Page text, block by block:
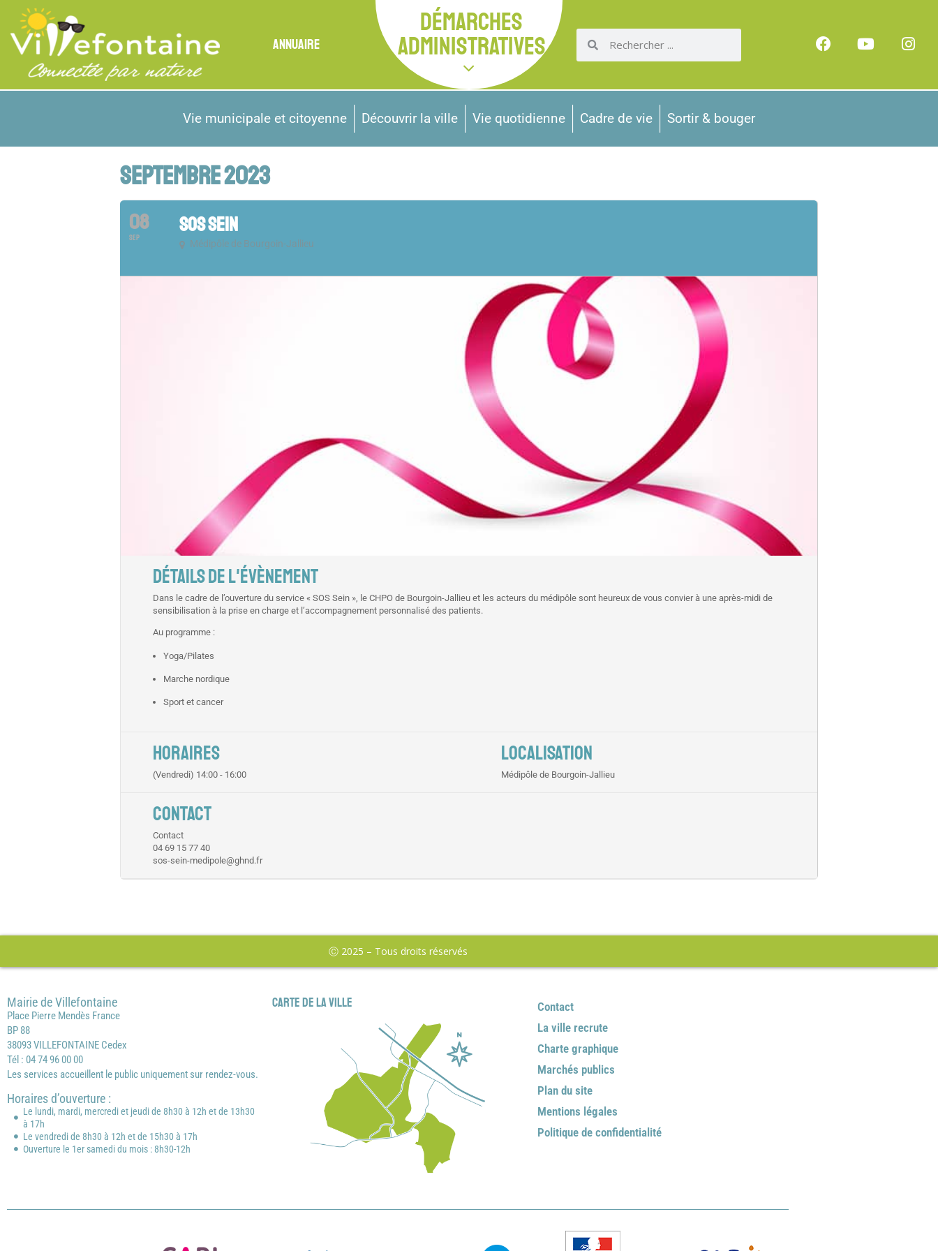
ANNUAIRE
DÉMARCHES
ADMINISTRATIVES
Vie municipale et citoyenne Découvrir la ville Vie quotidienne Cadre de vie Sortir & bouger
SEPTEMBRE 2023
08
SEP
SOS SEIN
Médipôle de Bourgoin-Jallieu
DÉTAILS DE L'ÉVÈNEMENT
Dans le cadre de l’ouverture du service « SOS Sein », le CHPO de Bourgoin-Jallieu et les acteurs du médipôle sont heureux de vous convier à une après-midi de
sensibilisation à la prise en charge et l’accompagnement personnalisé des patients.
Au programme :
Yoga/Pilates
Marche nordique
Sport et cancer
HORAIRES
(Vendredi) 14:00 - 16:00
LOCALISATION
Médipôle de Bourgoin-Jallieu
CONTACT
Contact
04 69 15 77 40
sos-sein-medipole@ghnd.fr
Ⓒ 2025 – Tous droits réservés
Mairie de Villefontaine
Place Pierre Mendès France
BP 88
38093 VILLEFONTAINE Cedex
Tél : 04 74 96 00 00
Les services accueillent le public uniquement sur rendez-vous.
Horaires d’ouverture :
Le lundi, mardi, mercredi et jeudi de 8h30 à 12h et de 13h30
à 17h
Le vendredi de 8h30 à 12h et de 15h30 à 17h
Ouverture le 1er samedi du mois : 8h30-12h
Carte de la ville
Contact
La ville recrute
Charte graphique
Marchés publics
Plan du site
Mentions légales
Politique de confidentialité